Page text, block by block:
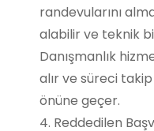
randevularını
alabilir ve teknik
Danışmanlık
alır ve süreci
önüne geçer.
4. Reddedilen